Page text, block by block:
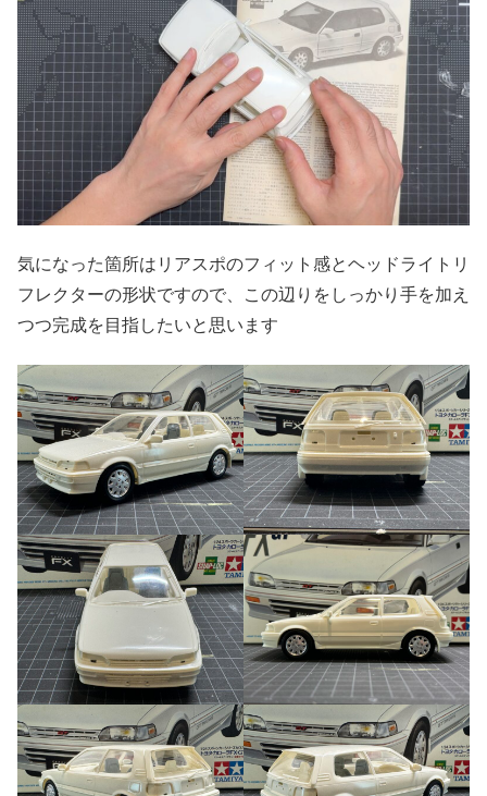
気になった箇所はリアスポのフィット感とヘッドライトリ
フレクターの形状ですので、この辺りをしっかり手を加え
つつ完成を目指したいと思います